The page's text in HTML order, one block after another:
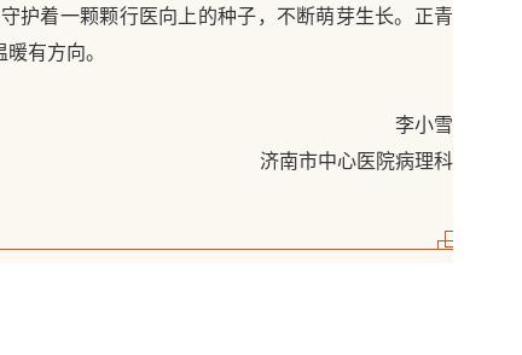
护着一颗颗行医向上的种子，不断萌芽生长。正青
有方向。
李小雪
济南市中心医院病理科